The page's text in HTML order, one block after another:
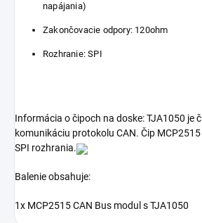
napájania)
Zakončovacie odpory: 120ohm
Rozhranie: SPI
Informácia o čipoch na doske: TJA1050 je
komunikáciu protokolu CAN. Čip
SPI rozhrania.
Balenie obsahuje:
1x MCP2515 CAN Bus modul s TJA1050